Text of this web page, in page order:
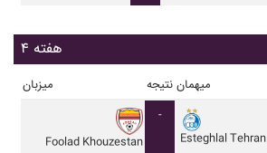
هفته ۴
میزبان نتیجه میهمان
Foolad Khouzestan
-
Esteghlal Tehran